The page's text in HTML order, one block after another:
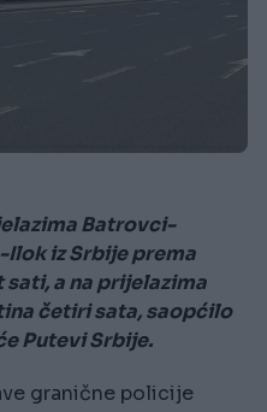
Batrovci-
Ilok iz Srbije prema
a na prijelazima
četiri sata, saopćilo
Putevi Srbije.
granične policije